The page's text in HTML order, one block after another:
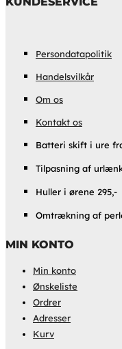
Persondatapolitik
Handelsvilkår
Om os
Kontakt os
Batteri skift i ure
Tilpasning af
Huller i ørene 295,-
Omtrækning af
MIN KONTO
Min konto
Ønskeliste
Ordrer
Adresser
Kurv